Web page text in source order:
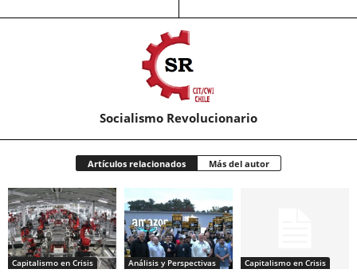
Socialismo Revolucionario
Artículos relacionados Más del autor
Capitalismo en Crisis Análisis y Perspectivas Capitalismo en Crisis